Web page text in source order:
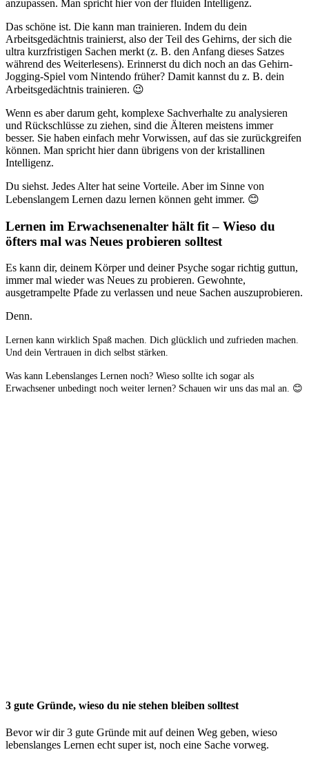
anzupassen. Man spricht hier von der fluiden Intelligenz.
Das schöne ist. Die kann man trainieren. Indem du dein
Arbeitsgedächtnis trainierst, also der Teil des Gehirns, der sich die
ultra kurzfristigen Sachen merkt (z. B. den Anfang dieses Satzes
während des Weiterlesens). Erinnerst du dich noch an das Gehirn-
Jogging-Spiel vom Nintendo früher? Damit kannst du z. B. dein
Arbeitsgedächtnis trainieren. 😉
Wenn es aber darum geht, komplexe Sachverhalte zu analysieren
und Rückschlüsse zu ziehen, sind die Älteren meistens immer
besser. Sie haben einfach mehr Vorwissen, auf das sie zurückgreifen
können. Man spricht hier dann übrigens von der kristallinen
Intelligenz.
Du siehst. Jedes Alter hat seine Vorteile. Aber im Sinne von
Lebenslangem Lernen dazu lernen können geht immer. 😊
Lernen im Erwachsenenalter hält fit – Wieso du
öfters mal was Neues probieren solltest
Es kann dir, deinem Körper und deiner Psyche sogar richtig guttun,
immer mal wieder was Neues zu probieren. Gewohnte,
ausgetrampelte Pfade zu verlassen und neue Sachen auszuprobieren.
Denn.
Lernen kann wirklich Spaß machen. Dich glücklich und zufrieden machen.
Und dein Vertrauen in dich selbst stärken.
Was kann Lebenslanges Lernen noch? Wieso sollte ich sogar als
Erwachsener unbedingt noch weiter lernen? Schauen wir uns das mal an. 😊
3 gute Gründe, wieso du nie stehen bleiben solltest
Bevor wir dir 3 gute Gründe mit auf deinen Weg geben, wieso
lebenslanges Lernen echt super ist, noch eine Sache vorweg.